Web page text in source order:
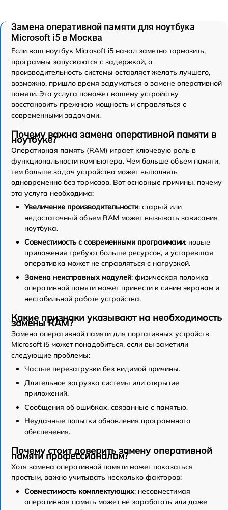
Замена оперативной памяти для ноутбука
Microsoft i5 в Москва
Если ваш ноутбук Microsoft i5 начал заметно тормозить,
программы запускаются с задержкой, а
производительность системы оставляет желать лучшего,
возможно, пришло время задуматься о замене оперативной
памяти. Эта услуга поможет вашему устройству
восстановить прежнюю мощность и справляться с
современными задачами.
Почему важна замена оперативной памяти в
ноутбуке?
Оперативная память (RAM) играет ключевую роль в
функциональности компьютера. Чем больше объем памяти,
тем больше задач устройство может выполнять
одновременно без тормозов. Вот основные причины, почему
эта услуга необходима:
Увеличение производительности: старый или
недостаточный объем RAM может вызывать зависания
ноутбука.
Совместимость с современными программами: новые
приложения требуют больше ресурсов, и устаревшая
оперативка может не справляться с нагрузкой.
Замена неисправных модулей: физическая поломка
оперативной памяти может привести к синим экранам и
нестабильной работе устройства.
Какие признаки указывают на необходимость
замены RAM?
Замена оперативной памяти для портативных устройств
Microsoft i5 может понадобиться, если вы заметили
следующие проблемы:
Частые перезагрузки без видимой причины.
Длительное загрузка системы или открытие
приложений.
Сообщения об ошибках, связанные с памятью.
Неудачные попытки обновления программного
обеспечения.
Почему стоит доверить замену оперативной
памяти профессионалам?
Хотя замена оперативной памяти может показаться
простым, важно учитывать несколько факторов:
Совместимость комплектующих: несовместимая
оперативная память может не заработать или даже